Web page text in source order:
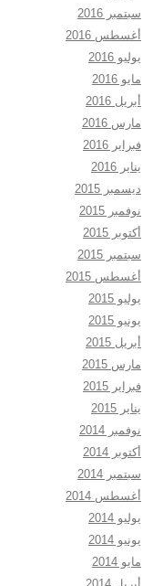
سبتمبر 2016
أغسطس 2016
يوليو 2016
مايو 2016
أبريل 2016
مارس 2016
فبراير 2016
يناير 2016
ديسمبر 2015
نوفمبر 2015
أكتوبر 2015
سبتمبر 2015
أغسطس 2015
يوليو 2015
يونيو 2015
أبريل 2015
مارس 2015
فبراير 2015
يناير 2015
نوفمبر 2014
أكتوبر 2014
سبتمبر 2014
أغسطس 2014
يوليو 2014
يونيو 2014
مايو 2014